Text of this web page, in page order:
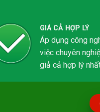
GIÁ CẢ HỢP LÝ
Áp dụng công
việc chuyên
giả cả hợp lý